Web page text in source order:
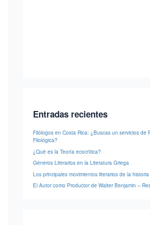
Entradas recientes
Filólogos en Costa Rica: ¿Buscas un servicios de
Filológica?
¿Qué es la Teoría ecocrítica?
Géneros Literarios en la Literatura Griega
Los principales movimientos literarios de la historia
El Autor como Productor de Walter Benjamin –